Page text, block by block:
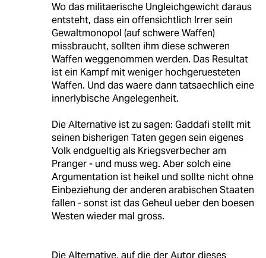
Wo das militaerische Ungleichgewicht daraus
entsteht, dass ein offensichtlich Irrer sein
Gewaltmonopol (auf schwere Waffen)
missbraucht, sollten ihm diese schweren
Waffen weggenommen werden. Das Resultat
ist ein Kampf mit weniger hochgeruesteten
Waffen. Und das waere dann tatsaechlich eine
innerlybische Angelegenheit.
Die Alternative ist zu sagen: Gaddafi stellt mit
seinen bisherigen Taten gegen sein eigenes
Volk endgueltig als Kriegsverbecher am
Pranger - und muss weg. Aber solch eine
Argumentation ist heikel und sollte nicht ohne
Einbeziehung der anderen arabischen Staaten
fallen - sonst ist das Geheul ueber den boesen
Westen wieder mal gross.